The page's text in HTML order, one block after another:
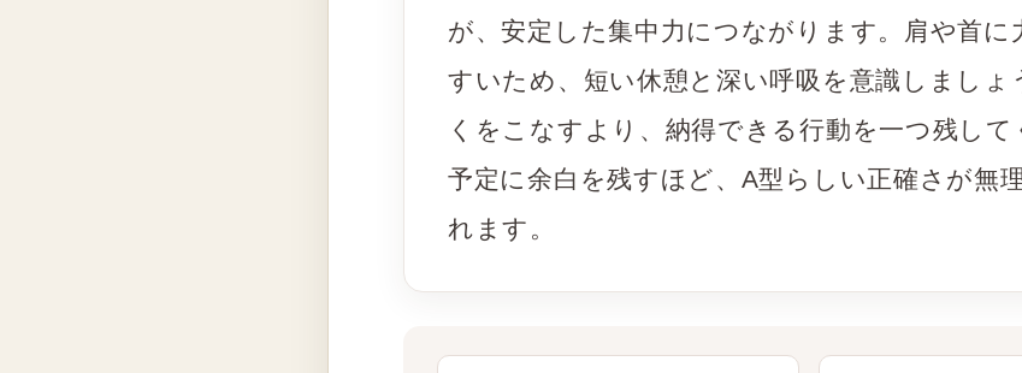
が、安定した集中力につながります。肩や首に
すいため、短い休憩と深い呼吸を意識しましょ
くをこなすより、納得できる行動を一つ残して
予定に余白を残すほど、A型らしい正確さが無
れます。